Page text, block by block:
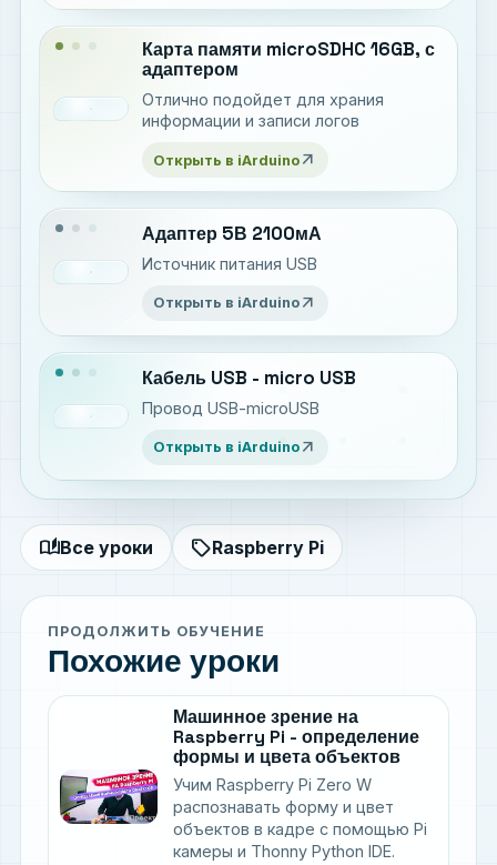
Карта памяти microSDHC 16GB, с
адаптером
Отлично подойдет для храния
информации и записи логов
Открыть в iArduino arrow_outward
Адаптер 5В 2100мА
Источник питания USB
Открыть в iArduino arrow_outward
Кабель USB - micro USB
Провод USB-microUSB
Открыть в iArduino arrow_outward
auto_storiesВсе уроки sellRaspberry Pi
ПРОДОЛЖИТЬ ОБУЧЕНИЕ
Похожие уроки
Машинное зрение на
Raspberry Pi - определение
формы и цвета объектов
Учим Raspberry Pi Zero W
распознавать форму и цвет
объектов в кадре с помощью Pi
камеры и Thonny Python IDE.